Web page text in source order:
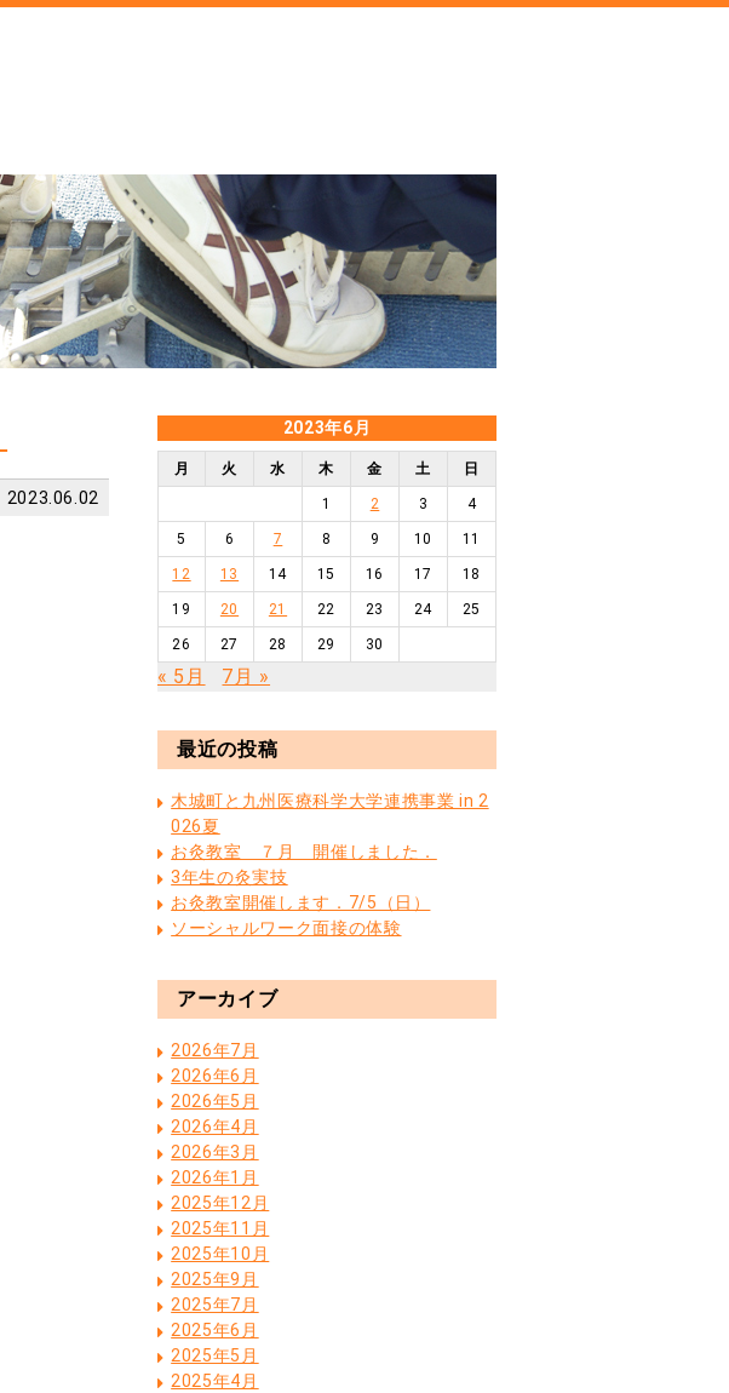
2023.06.02
2023年6月
月 火 水 木 金 土 日
1 2 3 4
5 6 7 8 9 10 11
12 13 14 15 16 17 18
19 20 21 22 23 24 25
26 27 28 29 30
« 5月 7月 »
最近の投稿
木城町と九州医療科学大学連携事業 in 2
026夏
お灸教室 ７月 開催しました．
3年生の灸実技
お灸教室開催します．7/5（日）
ソーシャルワーク面接の体験
アーカイブ
2026年7月
2026年6月
2026年5月
2026年4月
2026年3月
2026年1月
2025年12月
2025年11月
2025年10月
2025年9月
2025年7月
2025年6月
2025年5月
2025年4月